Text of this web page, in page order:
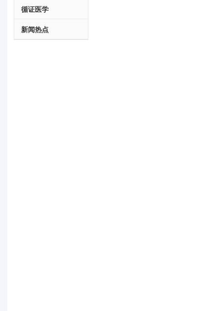
循证医学
新闻热点